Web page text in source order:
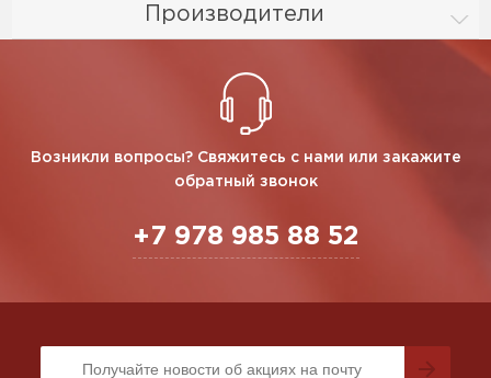
Производители
Возникли вопросы? Свяжитесь с нами или закажите
обратный звонок
+7 978 985 88 52